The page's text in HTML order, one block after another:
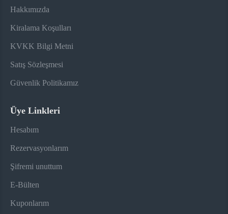
Hakkımızda
Kiralama Koşulları
KVKK Bilgi Metni
Satış Sözleşmesi
Güvenlik Politikamız
Üye Linkleri
Hesabım
Rezervasyonlarım
Şifremi unuttum
E-Bülten
Kuponlarım